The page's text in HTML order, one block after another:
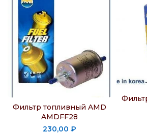
Фильтр топливный AMD
AMDFF28
230,00 ₽